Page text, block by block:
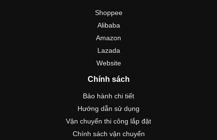
Shoppee
Alibaba
Amazon
Lazada
Website
Chính sách
Bảo hành chi tiết
Hướng dẫn sử dụng
Vận chuyển thi công lắp đặt
Chính sách vận chuyển